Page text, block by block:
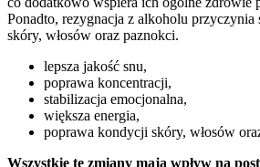
Ponadto, rezygnacja z alkoholu
skóry, włosów oraz paznokci.
lepsza jakość snu,
poprawa koncentracji,
stabilizacja emocjonalna,
większa energia,
poprawa kondycji skóry, włosów
Wszystkie te zmiany mają wpływ na